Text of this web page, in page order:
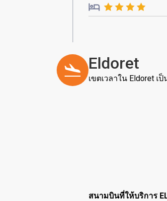
Eldoret
เขตเวลาใน Eldoret เป็
สนามบินที่ให้บริการ